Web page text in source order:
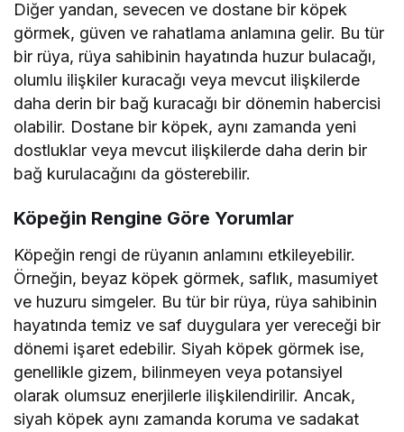
Diğer yandan, sevecen ve dostane bir köpek
görmek, güven ve rahatlama anlamına gelir. Bu tür
bir rüya, rüya sahibinin hayatında huzur bulacağı,
olumlu ilişkiler kuracağı veya mevcut ilişkilerde
daha derin bir bağ kuracağı bir dönemin habercisi
olabilir. Dostane bir köpek, aynı zamanda yeni
dostluklar veya mevcut ilişkilerde daha derin bir
bağ kurulacağını da gösterebilir.
Köpeğin Rengine Göre Yorumlar
Köpeğin rengi de rüyanın anlamını etkileyebilir.
Örneğin, beyaz köpek görmek, saflık, masumiyet
ve huzuru simgeler. Bu tür bir rüya, rüya sahibinin
hayatında temiz ve saf duygulara yer vereceği bir
dönemi işaret edebilir. Siyah köpek görmek ise,
genellikle gizem, bilinmeyen veya potansiyel
olarak olumsuz enerjilerle ilişkilendirilir. Ancak,
siyah köpek aynı zamanda koruma ve sadakat